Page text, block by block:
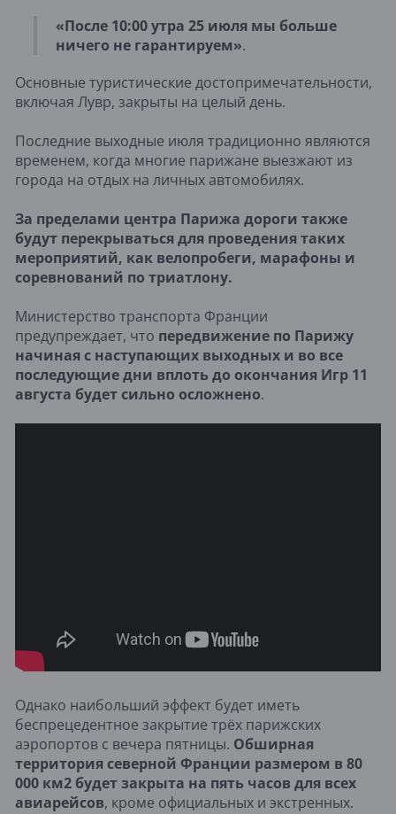
«После 10:00 утра 25 июля мы больше
ничего не гарантируем».
Основные туристические достопримечательности,
включая Лувр, закрыты на целый день.
Последние выходные июля традиционно являются
временем, когда многие парижане выезжают из
города на отдых на личных автомобилях.
За пределами центра Парижа дороги также
будут перекрываться для проведения таких
мероприятий, как велопробеги, марафоны и
соревнований по триатлону.
Министерство транспорта Франции
предупреждает, что передвижение по Парижу
начиная с наступающих выходных и во все
последующие дни вплоть до окончания Игр 11
августа будет сильно осложнено.
Однако наибольший эффект будет иметь
беспрецедентное закрытие трёх парижских
аэропортов с вечера пятницы. Обширная
территория северной Франции размером в 80
000 км2 будет закрыта на пять часов для всех
авиарейсов, кроме официальных и экстренных.